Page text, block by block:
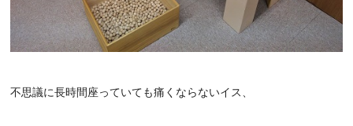
不思議に長時間座っていても痛くならないイス、